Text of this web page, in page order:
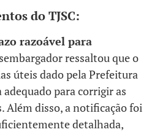
do TJSC:
razoável para
ressaltou que o
úteis dado pela Prefeitura
adequado para corrigir as
Além disso, a notificação foi
detalhada,